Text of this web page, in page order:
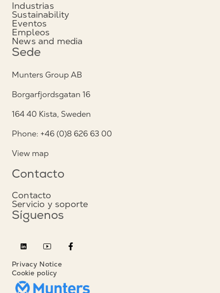
Industrias
Sustainability
Eventos
Empleos
News and media
Sede
Munters Group AB
Borgarfjordsgatan 16
164 40 Kista, Sweden
Phone: +46 (0)8 626 63 00
View map
Contacto
Contacto
Servicio y soporte
Síguenos
Privacy Notice
Cookie policy